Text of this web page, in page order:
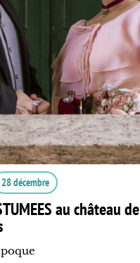
28 décembre
au château de